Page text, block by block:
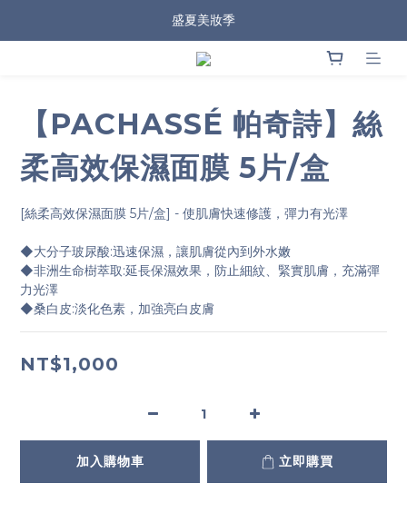
盛夏美妝季
【PACHASSÉ 帕奇詩】絲
柔高效保濕面膜 5片/盒
[絲柔高效保濕面膜 5片/盒] - 使肌膚快速修護，彈力有光澤
◆大分子玻尿酸:迅速保濕，讓肌膚從內到外水嫩
◆非洲生命樹萃取:延長保濕效果，防止細紋、緊實肌膚，充滿彈
力光澤
◆桑白皮:淡化色素，加強亮白皮膚
NT$1,000
加入購物車 立即購買